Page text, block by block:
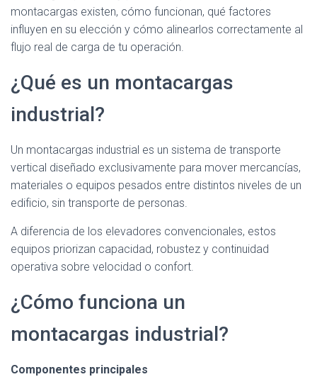
montacargas existen, cómo funcionan, qué factores
influyen en su elección y cómo alinearlos correctamente al
flujo real de carga de tu operación.
¿Qué es un montacargas
industrial?
Un montacargas industrial es un sistema de transporte
vertical diseñado exclusivamente para mover mercancías,
materiales o equipos pesados entre distintos niveles de un
edificio, sin transporte de personas.
A diferencia de los elevadores convencionales, estos
equipos priorizan capacidad, robustez y continuidad
operativa sobre velocidad o confort.
¿Cómo funciona un
montacargas industrial?
Componentes principales